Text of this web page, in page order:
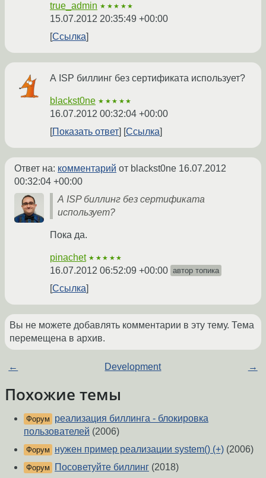
true_admin ★★★★★
15.07.2012 20:35:49 +00:00
Ссылка
А ISP биллинг без сертификата использует?
blackst0ne ★★★★★
16.07.2012 00:32:04 +00:00
Показать ответ
Ссылка
Ответ на: комментарий от blackst0ne 16.07.2012
00:32:04 +00:00
А ISP биллинг без сертификата
использует?
Пока да.
pinachet ★★★★★
16.07.2012 06:52:09 +00:00 автор топика
Ссылка
Вы не можете добавлять комментарии в эту тему. Тема
перемещена в архив.
← Development →
Похожие темы
Форум
реализация биллинга - блокировка
пользователей (2006)
Форум нужен пример реализации system() (+) (2006)
Форум Посоветуйте биллинг (2018)